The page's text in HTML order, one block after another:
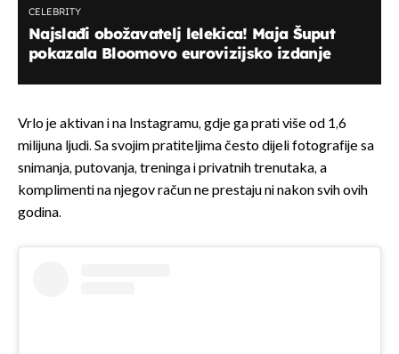
CELEBRITY
Najslađi obožavatelj lelekica! Maja Šuput
pokazala Bloomovo eurovizijsko izdanje
Vrlo je aktivan i na Instagramu, gdje ga prati više od 1,6
milijuna ljudi. Sa svojim pratiteljima često dijeli fotografije sa
snimanja, putovanja, treninga i privatnih trenutaka, a
komplimenti na njegov račun ne prestaju ni nakon svih ovih
godina.